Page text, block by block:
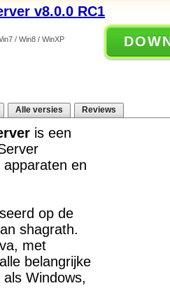
v8.0.0 RC1
/ Win8 / WinXP
Alle versies Reviews
is een
en
op de
shagrath.
met
belangrijke
Windows,